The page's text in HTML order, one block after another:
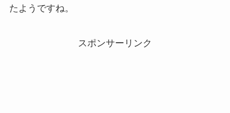
たようですね。
スポンサーリンク